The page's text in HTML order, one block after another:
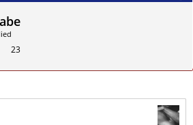
23
Zitieren